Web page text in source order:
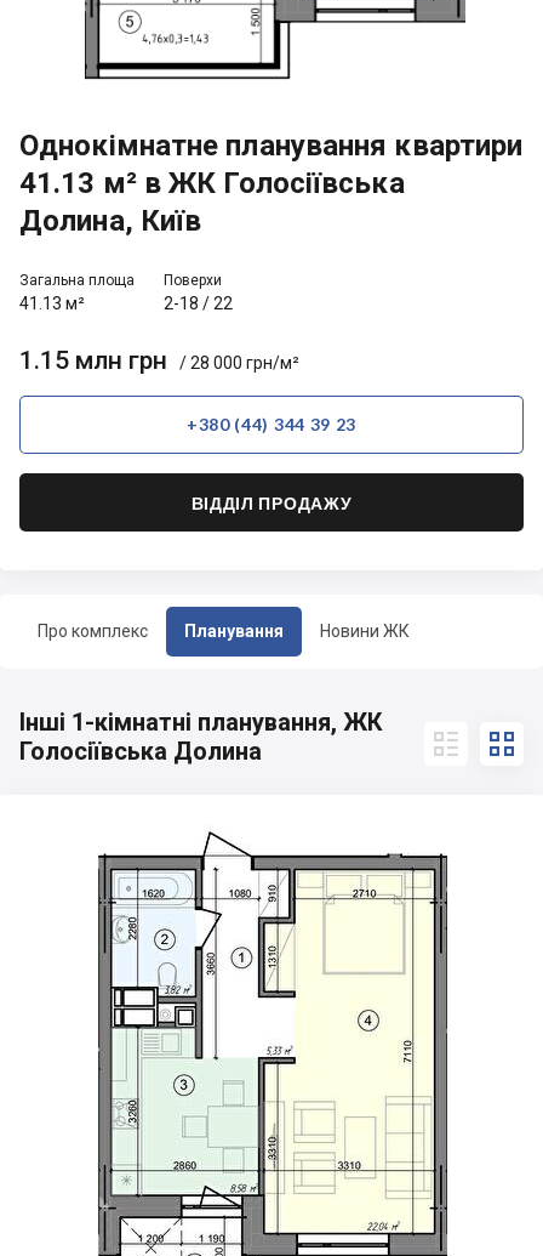
Про комплекс Планування Новини ЖК
Однокімнатне планування квартири
41.13 м² в ЖК Голосіївська
Долина, Київ
Загальна площа
41.13 м²
Поверхи
2-18 /22
1.15 млн грн / 28 000 грн/м²
+380 (44) 344 39 23
ВІДДІЛ ПРОДАЖУ
Інші 1-кімнатні планування, ЖК
Голосіївська Долина
 